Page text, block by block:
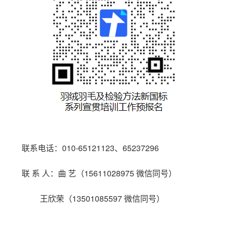
联系电话：010-65121123、65237296
联 系 人：曲 艺（15611028975 微信同号）
王欣荣（13501085597 微信同号）